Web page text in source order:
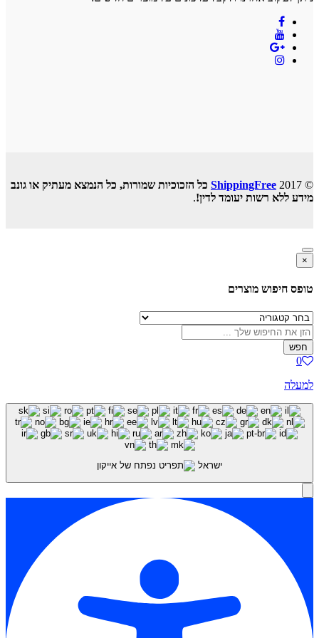
© 2017
ShippingFree כל הזכוכיות שמורות, כל הנמצא מעתיק או גונב
מידע ללא רשות יעומד לדין!.
×
טופס חיפוש מוצרים
חפש
0
למעלה
ישראל